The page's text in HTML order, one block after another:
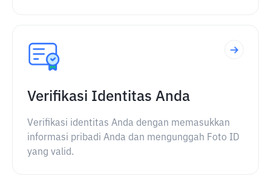
Verifikasi Identitas Anda
Verifikasi identitas Anda dengan memasukkan
informasi pribadi Anda dan mengunggah Foto ID
yang valid.